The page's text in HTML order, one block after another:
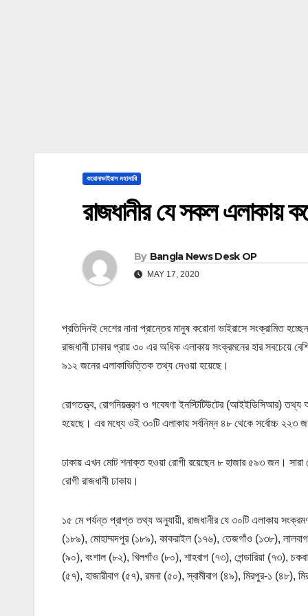
করোনাভাইরাস মহামারি
রাজধানীর যে সকল এলাকায়
By Bangla News Desk OP
MAY 17, 2020
প্রতিদিনই দেশের নানা প্রান্তের মানুষ করোনা ভাইরাসে সংক্রামিত
রাজধানী ঢাকার প্রায় ৩০ এর অধিক এলাকায় সংক্রমনের হার সবচেয়ে
৯১২ জনের এলাকাভিত্তিক তথ্য দেওয়া হয়েছে।
রোগতত্ত্ব, রোগনিয়ন্ত্রণ ও গবেষণা ইনস্টিটিউটের (আইইডিসিআর) তথ্য
হয়েছে। এর মধ্যে ওই ৩০টি এলাকায় সর্বনিম্ন ৪৮ থেকে সর্বোচ্চ
ঢাকায় এখন মোট শনাক্ত হওয়া রোগী রয়েছেন ৮ হাজার ৫৯৩ জন।
রোগী রাজধানী ঢাকায়।
১৫ মে পর্যন্ত প্রাপ্ত তথ্য অনুযায়ী, রাজধানীর যে ৩০টি এলাকায়
(১৮৯), মোহাম্মদপুর (১৮৯), কাকরাইল (১৭৬), তেজগাঁও (১৩৮), লালবাগ
(৯০), বংশাল (৮২), খিলগাঁও (৮০), শাহবাগ (৭৩), গেন্ডারিয়া (৭৩),
(৫৭), হাজারীবাগ (৫৭), রমনা (৫০), স্বামীবাগ (৪৯), মিরপুর-১ (৪৮),